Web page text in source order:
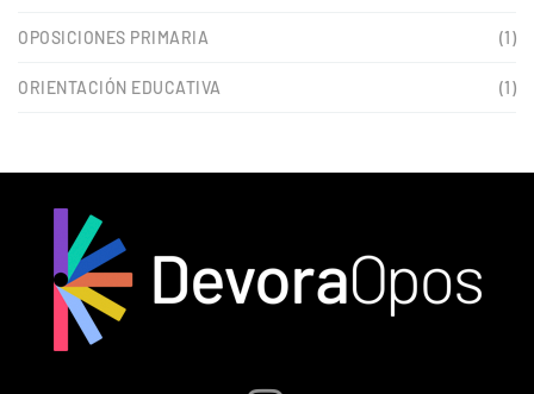
OPOSICIONES PRIMARIA (1)
ORIENTACIÓN EDUCATIVA (1)